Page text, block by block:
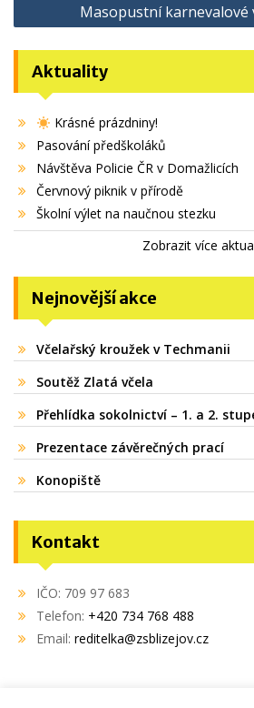
příspěvekMasopustní karnevalové
Aktuality
Krásné prázdniny!
Pasování předškoláků
Návštěva Policie ČR v Domažlicích
Červnový piknik v přírodě
Školní výlet na naučnou stezku
Zobrazit více
Nejnovější akce
Včelařský kroužek v Techmanii
Soutěž Zlatá včela
Přehlídka sokolnictví – 1. a 2.
Prezentace závěrečných prací
Konopiště
Kontakt
IČO: 709 97 683
Telefon: +420 734 768 488
Email: reditelka@zsblizejov.cz